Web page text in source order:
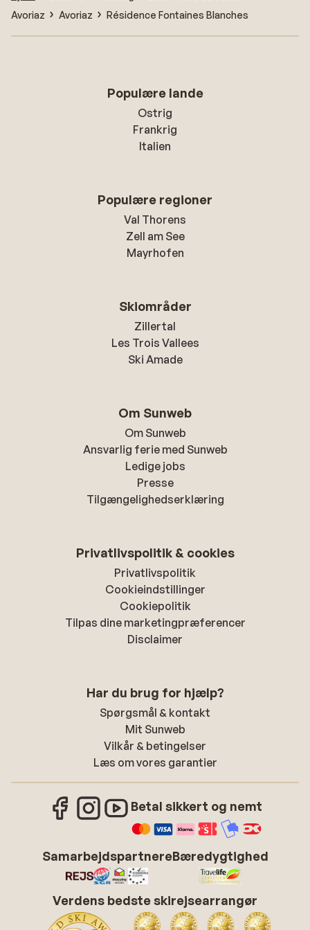
Avoriaz
Avoriaz Résidence Fontaines Blanches
Populære lande
Ostrig
Frankrig
Italien
Populære regioner
Val Thorens
Zell am See
Mayrhofen
Skiområder
Zillertal
Les Trois Vallees
Ski Amade
Om Sunweb
Om Sunweb
Ansvarlig ferie med Sunweb
Ledige jobs
Presse
Tilgængelighedserklæring
Privatlivspolitik & cookies
Privatlivspolitik
Cookieindstillinger
Cookiepolitik
Tilpas dine marketingpræferencer
Disclaimer
Har du brug for hjælp?
Spørgsmål & kontakt
Mit Sunweb
Vilkår & betingelser
Læs om vores garantier
Betal sikkert og nemt
SamarbejdspartnereBæredygtighed
Verdens bedste skirejsearrangør